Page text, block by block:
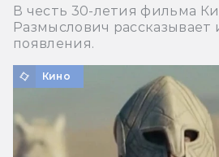
В честь 30-летия фильма
Размыслович рассказывает
появления.
Кино